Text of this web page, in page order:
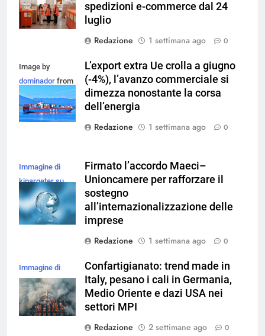
spedizioni e-commerce dal 24
luglio
Redazione
1 settimana ago 0
Image by
dominador from
Pixabay
L’export extra Ue crolla a giugno
(-4%), l’avanzo commerciale si
dimezza nonostante la corsa
dell’energia
Redazione
1 settimana ago 0
Immagine di
kjpargeter su
Magnific
Firmato l’accordo Maeci–
Unioncamere per rafforzare il
sostegno
all’internazionalizzazione delle
imprese
Redazione
1 settimana ago 0
Immagine di
magnific
Confartigianato: trend made in
Italy, pesano i cali in Germania,
Medio Oriente e dazi USA nei
settori MPI
Redazione
2 settimane ago 0